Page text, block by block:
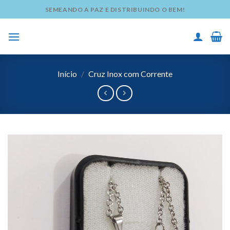
to
content
SEMEANDO A PAZ E DISTRIBUINDO O BEM!
Início / Cruz Inox com Corrente